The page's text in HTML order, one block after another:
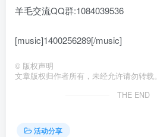
羊毛交流QQ群:1084039536
[music]1400256289[/music]
© 版权声明
文章版权归作者所有，未经允许请勿转载。
THE END
活动分享